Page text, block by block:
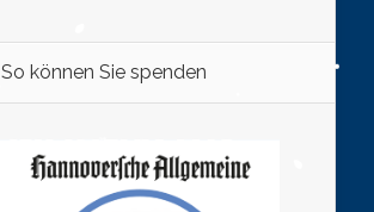
So können Sie spenden